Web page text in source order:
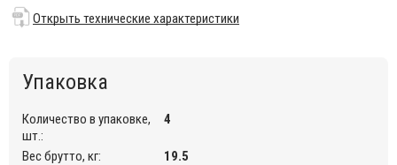
Открыть технические характеристики
Упаковка
Количество в упаковке,
шт.:
4
Вес брутто, кг:
19.5